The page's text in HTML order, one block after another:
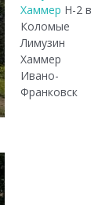
Хаммер Н-2 в
Коломые
Лимузин
Хаммер
Ивано-
Франковск